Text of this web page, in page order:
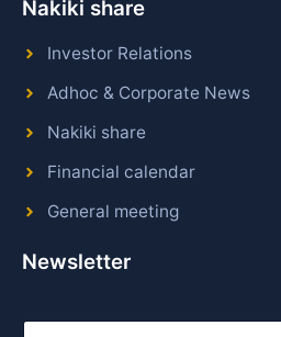
Nakiki share
Investor Relations
Adhoc & Corporate News
Nakiki share
Financial calendar
General meeting
Newsletter
E